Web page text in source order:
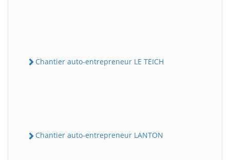
Chantier auto-entrepreneur LE TEICH
Chantier auto-entrepreneur LANTON